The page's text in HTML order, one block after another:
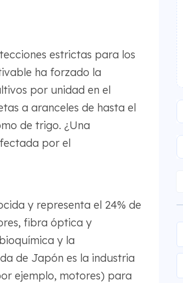
estrictas para los
ha forzado la
por unidad en el
a aranceles de hasta el
de trigo. ¿Una
por el
y representa el 24% de
fibra óptica y
y la
de Japón es la industria
ejemplo, motores) para